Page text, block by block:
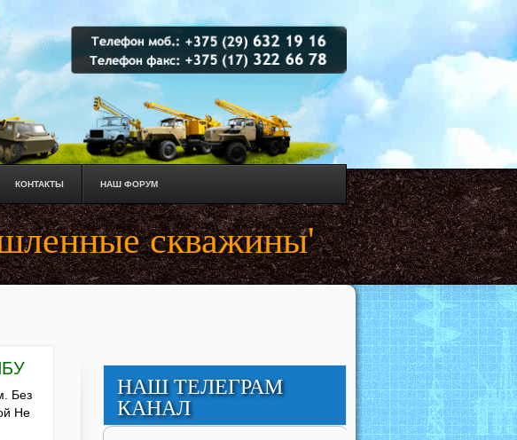
КОНТАКТЫ НАШ ФОРУМ
скважины'
Без
Не
НАШ ТЕЛЕГРАМ
КАНАЛ